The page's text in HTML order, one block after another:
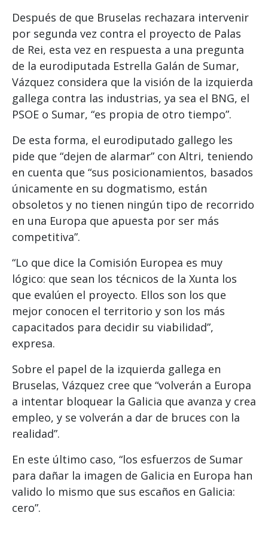
Después de que Bruselas rechazara intervenir
por segunda vez contra el proyecto de Palas
de Rei, esta vez en respuesta a una pregunta
de la eurodiputada Estrella Galán de Sumar,
Vázquez considera que la visión de la izquierda
gallega contra las industrias, ya sea el BNG, el
PSOE o Sumar, “es propia de otro tiempo”.
De esta forma, el eurodiputado gallego les
pide que “dejen de alarmar” con Altri, teniendo
en cuenta que “sus posicionamientos, basados
únicamente en su dogmatismo, están
obsoletos y no tienen ningún tipo de recorrido
en una Europa que apuesta por ser más
competitiva”.
“Lo que dice la Comisión Europea es muy
lógico: que sean los técnicos de la Xunta los
que evalúen el proyecto. Ellos son los que
mejor conocen el territorio y son los más
capacitados para decidir su viabilidad”,
expresa.
Sobre el papel de la izquierda gallega en
Bruselas, Vázquez cree que “volverán a Europa
a intentar bloquear la Galicia que avanza y crea
empleo, y se volverán a dar de bruces con la
realidad”.
En este último caso, “los esfuerzos de Sumar
para dañar la imagen de Galicia en Europa han
valido lo mismo que sus escaños en Galicia:
cero”.